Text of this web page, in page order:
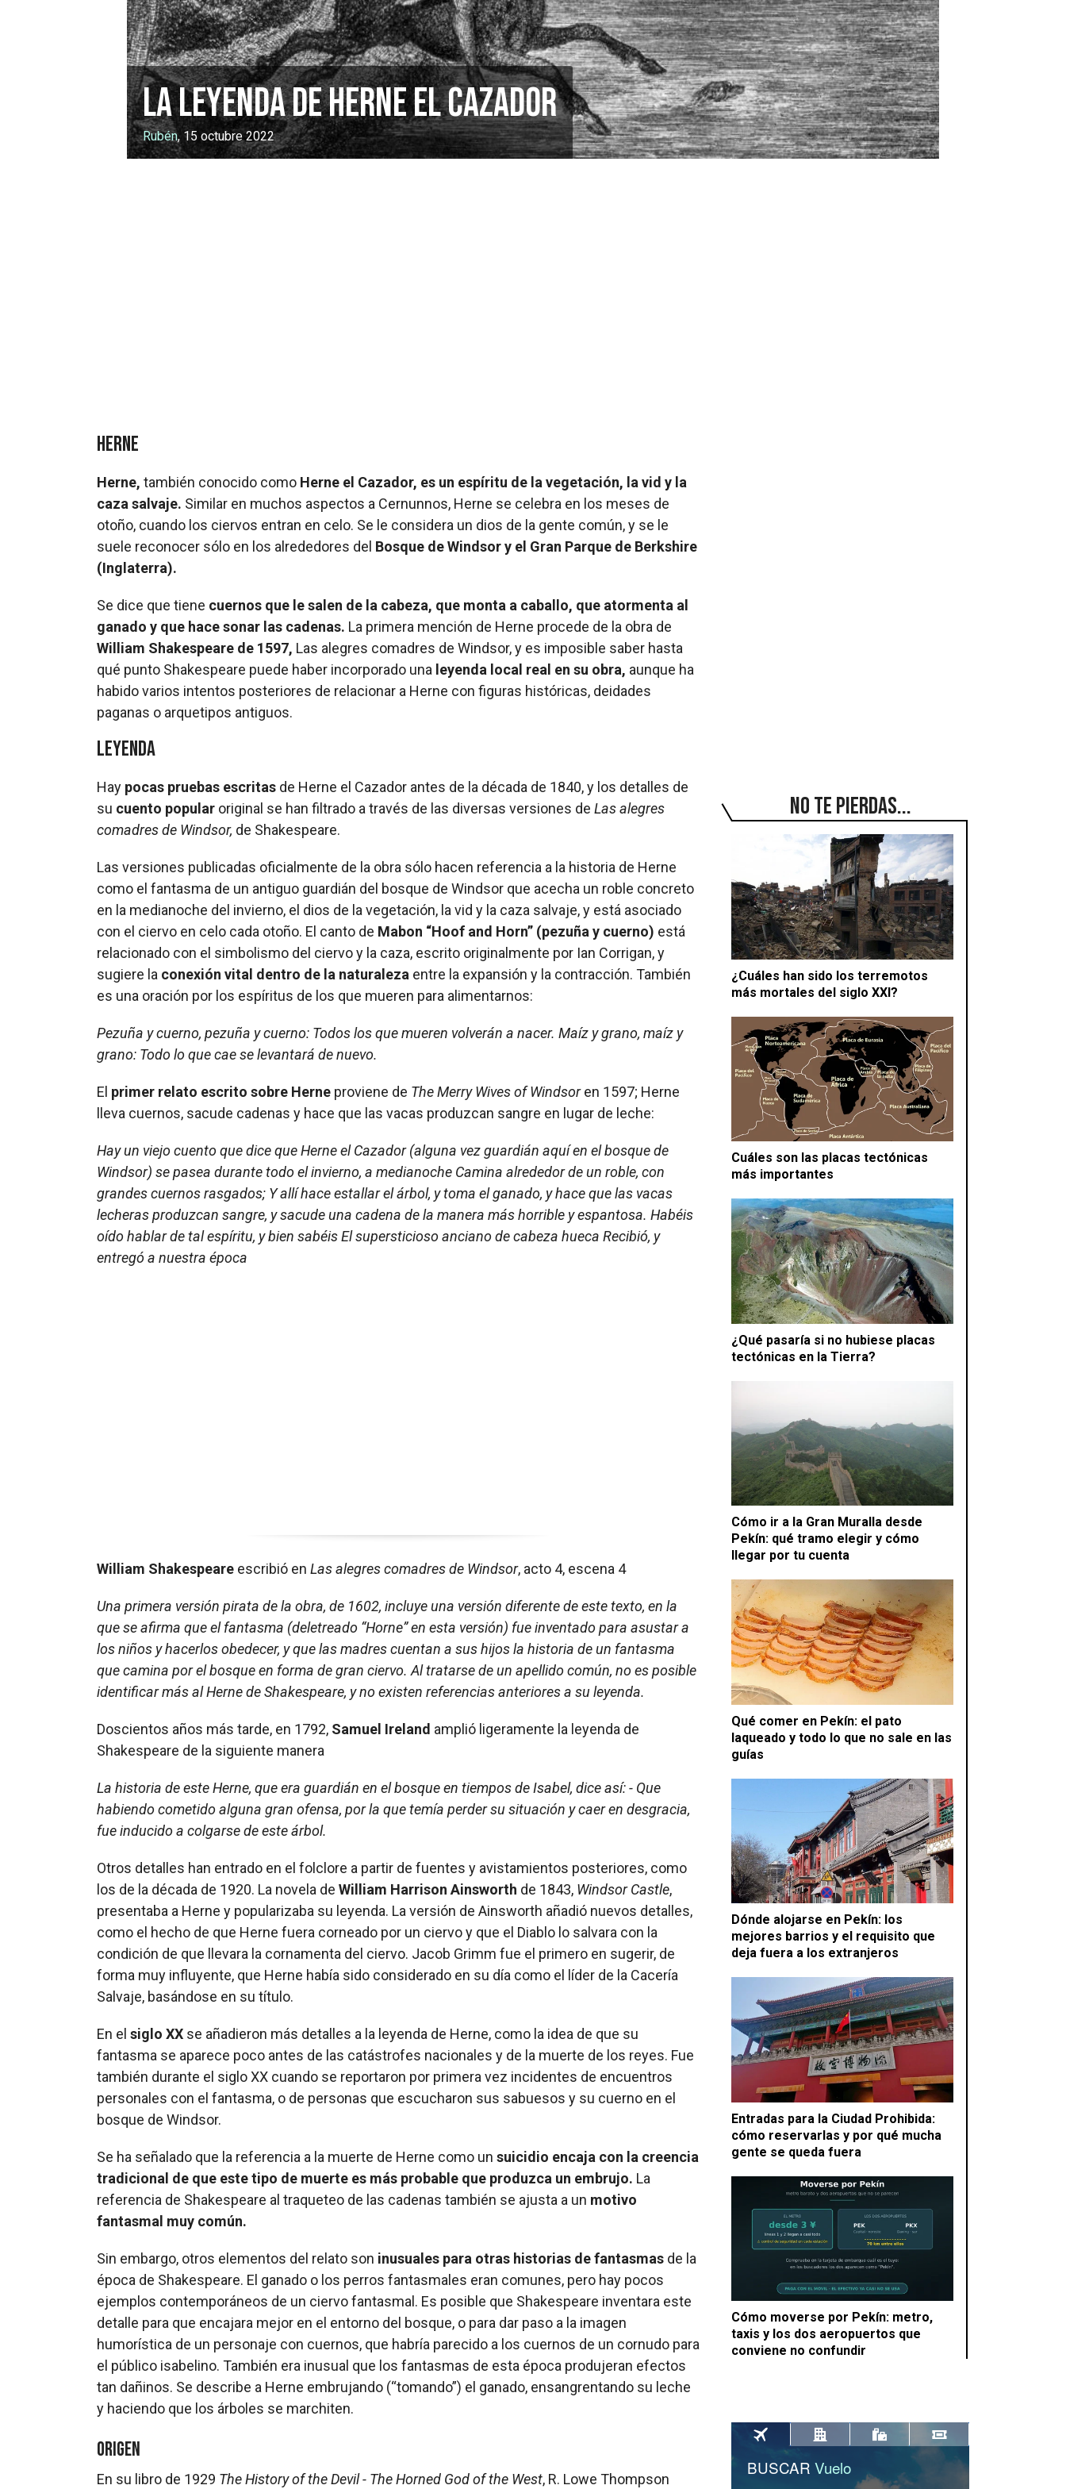
La leyenda de Herne el Cazador
Rubén, 15 octubre 2022
No te pierdas...
¿Cuáles han sido los terremotos
más mortales del siglo XXI?
Cuáles son las placas tectónicas
más importantes
¿Qué pasaría si no hubiese placas
tectónicas en la Tierra?
Cómo ir a la Gran Muralla desde
Pekín: qué tramo elegir y cómo
llegar por tu cuenta
Qué comer en Pekín: el pato
laqueado y todo lo que no sale en las
guías
Dónde alojarse en Pekín: los
mejores barrios y el requisito que
deja fuera a los extranjeros
Entradas para la Ciudad Prohibida:
cómo reservarlas y por qué mucha
gente se queda fuera
Cómo moverse por Pekín: metro,
taxis y los dos aeropuertos que
conviene no confundir
Herne
Herne, también conocido como Herne el Cazador, es un espíritu de la vegetación, la vid y la
caza salvaje. Similar en muchos aspectos a Cernunnos, Herne se celebra en los meses de
otoño, cuando los ciervos entran en celo. Se le considera un dios de la gente común, y se le
suele reconocer sólo en los alrededores del Bosque de Windsor y el Gran Parque de Berkshire
(Inglaterra).
Se dice que tiene cuernos que le salen de la cabeza, que monta a caballo, que atormenta al
ganado y que hace sonar las cadenas. La primera mención de Herne procede de la obra de
William Shakespeare de 1597, Las alegres comadres de Windsor, y es imposible saber hasta
qué punto Shakespeare puede haber incorporado una leyenda local real en su obra, aunque ha
habido varios intentos posteriores de relacionar a Herne con figuras históricas, deidades
paganas o arquetipos antiguos.
Leyenda
Hay pocas pruebas escritas de Herne el Cazador antes de la década de 1840, y los detalles de
su cuento popular original se han filtrado a través de las diversas versiones de Las alegres
comadres de Windsor, de Shakespeare.
Las versiones publicadas oficialmente de la obra sólo hacen referencia a la historia de Herne
como el fantasma de un antiguo guardián del bosque de Windsor que acecha un roble concreto
en la medianoche del invierno, el dios de la vegetación, la vid y la caza salvaje, y está asociado
con el ciervo en celo cada otoño. El canto de Mabon “Hoof and Horn” (pezuña y cuerno) está
relacionado con el simbolismo del ciervo y la caza, escrito originalmente por Ian Corrigan, y
sugiere la conexión vital dentro de la naturaleza entre la expansión y la contracción. También
es una oración por los espíritus de los que mueren para alimentarnos:
Pezuña y cuerno, pezuña y cuerno: Todos los que mueren volverán a nacer. Maíz y grano, maíz y
grano: Todo lo que cae se levantará de nuevo.
El primer relato escrito sobre Herne proviene de The Merry Wives of Windsoren 1597; Herne
lleva cuernos, sacude cadenas y hace que las vacas produzcan sangre en lugar de leche:
Hay un viejo cuento que dice que Herne el Cazador (alguna vez guardián aquí en el bosque de
Windsor) se pasea durante todo el invierno, a medianoche Camina alrededor de un roble, con
grandes cuernos rasgados; Y allí hace estallar el árbol, y toma el ganado, y hace que las vacas
lecheras produzcan sangre, y sacude una cadena de la manera más horrible y espantosa. Habéis
oído hablar de tal espíritu, y bien sabéisEl supersticioso anciano de cabeza hueca Recibió, y
entregó a nuestra época
William Shakespeare escribió en Las alegres comadres de Windsor, acto 4, escena 4
Una primera versión pirata de la obra, de 1602, incluye una versión diferente de este texto, en la
que se afirma que el fantasma (deletreado “Horne” en esta versión) fue inventado para asustar a
los niños y hacerlos obedecer, y que las madres cuentan a sus hijos la historia de un fantasma
que camina por el bosque en forma de gran ciervo. Al tratarse de un apellido común, no es posible
identificar más al Herne de Shakespeare, y no existen referencias anteriores a su leyenda.
Doscientos años más tarde, en 1792, Samuel Ireland amplió ligeramente la leyenda de
Shakespeare de la siguiente manera
La historia de este Herne, que era guardián en el bosque en tiempos de Isabel, dice así: - Que
habiendo cometido alguna gran ofensa, por la que temía perder su situación y caer en desgracia,
fue inducido a colgarse de este árbol.
Otros detalles han entrado en el folclore a partir de fuentes y avistamientos posteriores, como
los de la década de 1920. La novela de William Harrison Ainsworth de 1843, Windsor Castle,
presentaba a Herne y popularizaba su leyenda. La versión de Ainsworth añadió nuevos detalles,
como el hecho de que Herne fuera corneado por un ciervo y que el Diablo lo salvara con la
condición de que llevara la cornamenta del ciervo. Jacob Grimm fue el primero en sugerir, de
forma muy influyente, que Herne había sido considerado en su día como el líder de la Cacería
Salvaje, basándose en su título.
En el siglo XX se añadieron más detalles a la leyenda de Herne, como la idea de que su
fantasma se aparece poco antes de las catástrofes nacionales y de la muerte de los reyes. Fue
también durante el siglo XX cuando se reportaron por primera vez incidentes de encuentros
personales con el fantasma, o de personas que escucharon sus sabuesos y su cuerno en el
bosque de Windsor.
Se ha señalado que la referencia a la muerte de Herne como un suicidio encaja con la creencia
tradicional de que este tipo de muerte es más probable que produzca un embrujo. La
referencia de Shakespeare al traqueteo de las cadenas también se ajusta a un motivo
fantasmal muy común.
Sin embargo, otros elementos del relato son inusuales para otras historias de fantasmas de la
época de Shakespeare. El ganado o los perros fantasmales eran comunes, pero hay pocos
ejemplos contemporáneos de un ciervo fantasmal. Es posible que Shakespeare inventara este
detalle para que encajara mejor en el entorno del bosque, o para dar paso a la imagen
humorística de un personaje con cuernos, que habría parecido a los cuernos de un cornudo para
el público isabelino. También era inusual que los fantasmas de esta época produjeran efectos
tan dañinos. Se describe a Herne embrujando (“tomando”) el ganado, ensangrentando su leche
y haciendo que los árboles se marchiten.
Origen
En su libro de 1929 The History of the Devil - The Horned God of the West, R. Lowe Thompson